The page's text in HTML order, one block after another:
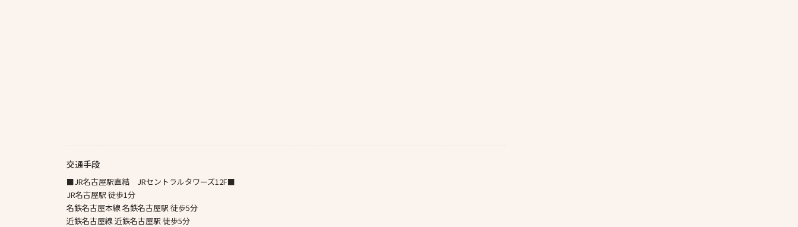
交通手段
■JR名古屋駅直結 JRセントラルタワーズ12F■
JR名古屋駅 徒歩1分
名鉄名古屋本線 名鉄名古屋駅 徒歩5分
近鉄名古屋線 近鉄名古屋駅 徒歩5分